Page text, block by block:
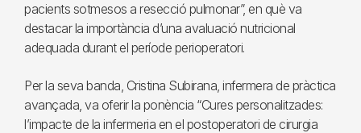
pacients sotmesos a resecció pulmonar”, en què va
destacar la importància d’una avaluació nutricional
adequada durant el període perioperatori.
Per la seva banda, Cristina Subirana, infermera de pràctica
avançada, va oferir la ponència “Cures personalitzades:
l’impacte de la infermeria en el postoperatori de cirurgia